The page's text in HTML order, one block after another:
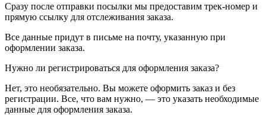
Сразу после отправки посылки мы предоставим трек-номер и
прямую ссылку для отслеживания заказа.
Все данные придут в письме на почту, указанную при
оформлении заказа.
Нужно ли регистрироваться для оформления заказа?
Нет, это необязательно. Вы можете оформить заказ и без
регистрации. Все, что вам нужно, — это указать необходимые
данные для оформления заказа.